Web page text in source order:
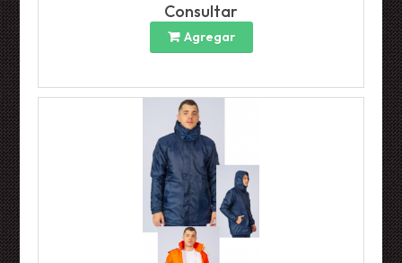
Consultar
Agregar